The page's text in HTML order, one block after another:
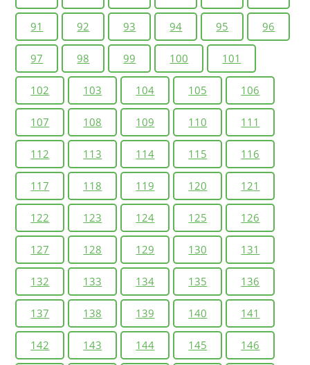
91 92 93 94 95 96
97 98 99 100 101
102 103 104 105 106
107 108 109 110 111
112 113 114 115 116
117 118 119 120 121
122 123 124 125 126
127 128 129 130 131
132 133 134 135 136
137 138 139 140 141
142 143 144 145 146